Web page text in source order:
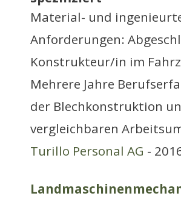
Material- und
Anforderungen:
Konstrukteur/in im
Mehrere Jahre
der Blechkonstruktion
vergleichbaren
Turillo Personal AG -